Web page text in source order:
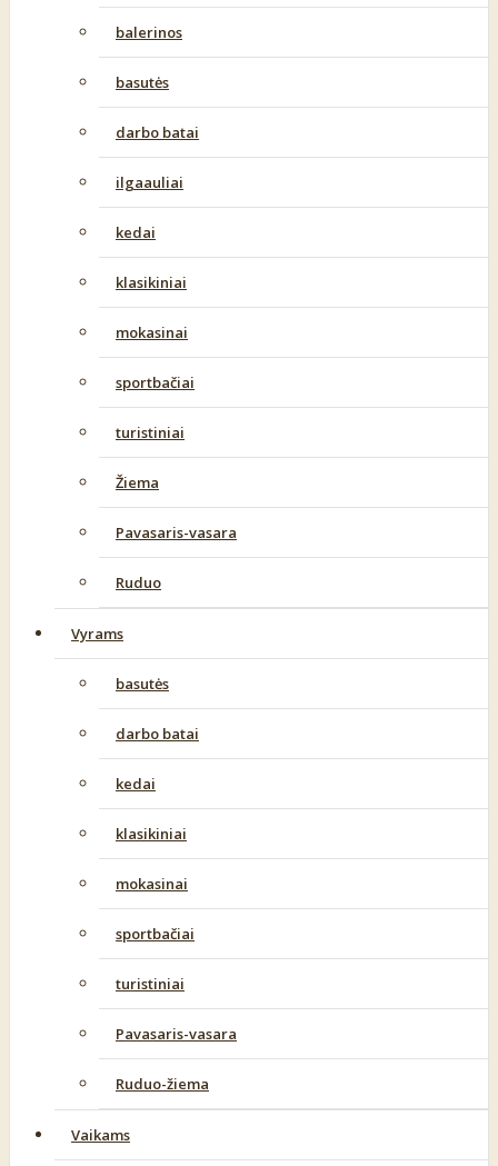
balerinos
basutės
darbo batai
ilgaauliai
kedai
klasikiniai
mokasinai
sportbačiai
turistiniai
Žiema
Pavasaris-vasara
Ruduo
Vyrams
basutės
darbo batai
kedai
klasikiniai
mokasinai
sportbačiai
turistiniai
Pavasaris-vasara
Ruduo-žiema
Vaikams